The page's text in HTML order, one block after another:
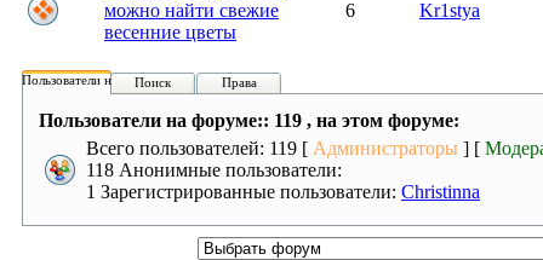
можно найти свежие
весенние цветы
6 Kr1stya
Пользователи на форуме:
Поиск Права
Пользователи на форуме:: 119 , на этом форуме:
Всего пользователей: 119 [ Администраторы ] [
118 Анонимные пользователи:
1 Зарегистрированные пользователи: Christinna